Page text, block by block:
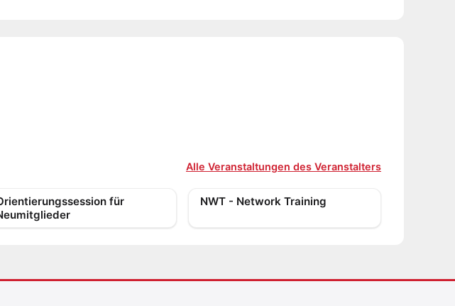
Alle Veranstaltungen des Veranstalters
für
NWT - Network Training